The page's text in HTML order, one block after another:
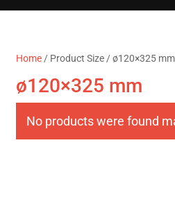
Home/ Product Size / ø120×325 mm
ø120×325 mm
No products were found